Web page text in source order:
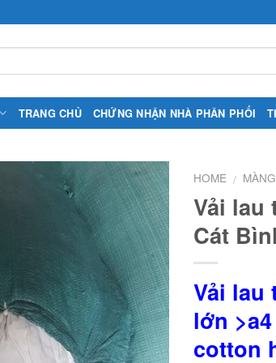
TRANG CHỦ CHỨNG NHẬN NHÀ PHÂN PHỐI
HOME /
Vải lau
Cát
Vải lau
lớn
cotton